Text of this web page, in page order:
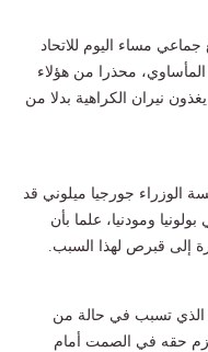
مساء اليوم للاتحاد
المأساوي، محذرا من هؤلاء
نيران الكراهية بدلا من
الوزراء جورجيا ميلوني قد
ومودنيا، علما بأن
إلى قبرص لهذا السبب.
الذي تسبب في حالة من
حقه في الصمت أمام